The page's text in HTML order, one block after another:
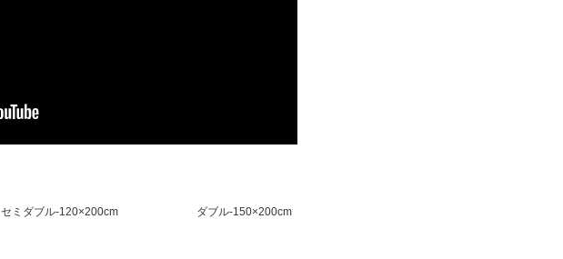
セミダブル-120×200cm
ダブル-150×200cm